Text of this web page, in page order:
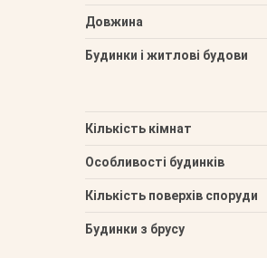
Довжина
Будинки і житлові будови
Кількість кімнат
Особливості будинків
Кількість поверхів споруди
Будинки з брусу